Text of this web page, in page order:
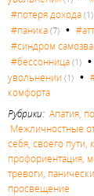
#потеря дохода (1)
#паника (7) •
#синдром
#бессонница (1) •
увольнении (1) •
комфорта
Рубрики: Апатия,
Межличностные
себя, своего пути,
профориентация,
тревоги,
просвещение